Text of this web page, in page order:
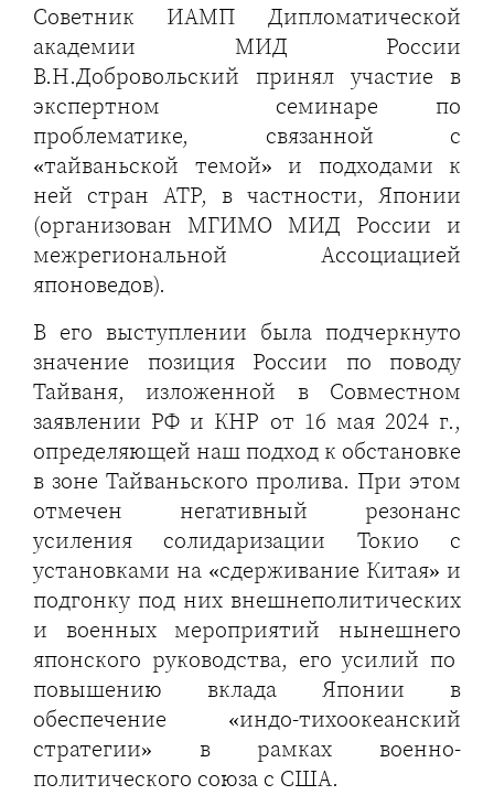
Советник ИАМП Дипломатической
академии МИД России
В.Н.Добровольский принял участие в
экспертном семинаре по
проблематике, связанной с
«тайваньской темой» и подходами к
ней стран АТР, в частности, Японии
(организован МГИМО МИД России и
межрегиональной Ассоциацией
японоведов).
В его выступлении была подчеркнуто
значение позиция России по поводу
Тайваня, изложенной в Совместном
заявлении РФ и КНР от 16 мая 2024 г.,
определяющей наш подход к обстановке
в зоне Тайваньского пролива. При этом
отмечен негативный резонанс
усиления солидаризации Токио с
установками на «сдерживание Китая» и
подгонку под них внешнеполитических
и военных мероприятий нынешнего
японского руководства, его усилий по
повышению вклада Японии в
обеспечение «индо-тихоокеанский
стратегии» в рамках военно-
политического союза с США.